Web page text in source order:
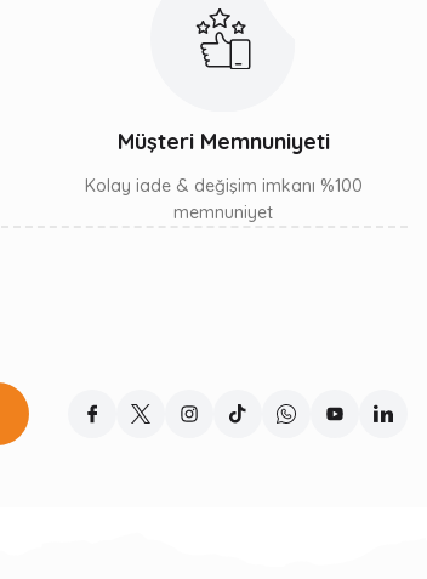
Müşteri Memnuniyeti
Kolay iade & değişim imkanı %100
memnuniyet